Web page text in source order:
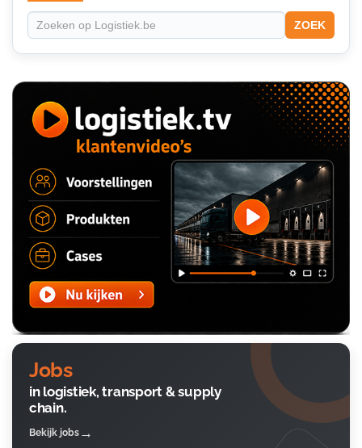
ZOEK
Jobs
in logistiek, transport & supply
chain.
Bekijk jobs